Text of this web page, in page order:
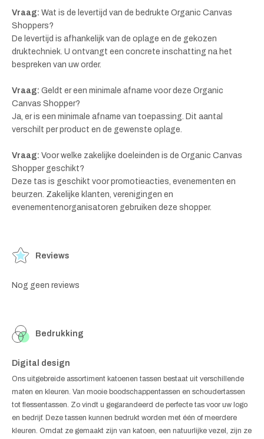
Vraag: Wat is de levertijd van de bedrukte Organic Canvas
Shoppers?
De levertijd is afhankelijk van de oplage en de gekozen
druktechniek. U ontvangt een concrete inschatting na het
bespreken van uw order.
Vraag: Geldt er een minimale afname voor deze Organic
Canvas Shopper?
Ja, er is een minimale afname van toepassing. Dit aantal
verschilt per product en de gewenste oplage.
Vraag: Voor welke zakelijke doeleinden is de Organic Canvas
Shopper geschikt?
Deze tas is geschikt voor promotieacties, evenementen en
beurzen. Zakelijke klanten, verenigingen en
evenementenorganisatoren gebruiken deze shopper.
Reviews
Nog geen reviews
Bedrukking
Digital design
Ons uitgebreide assortiment katoenen tassen bestaat uit verschillende
maten en kleuren. Van mooie boodschappentassen en schoudertassen
tot flessentassen. Zo vindt u gegarandeerd de perfecte tas voor uw logo
en bedrijf. Deze tassen kunnen bedrukt worden met één of meerdere
kleuren. Omdat ze gemaakt zijn van katoen, een natuurlijke vezel, zijn ze